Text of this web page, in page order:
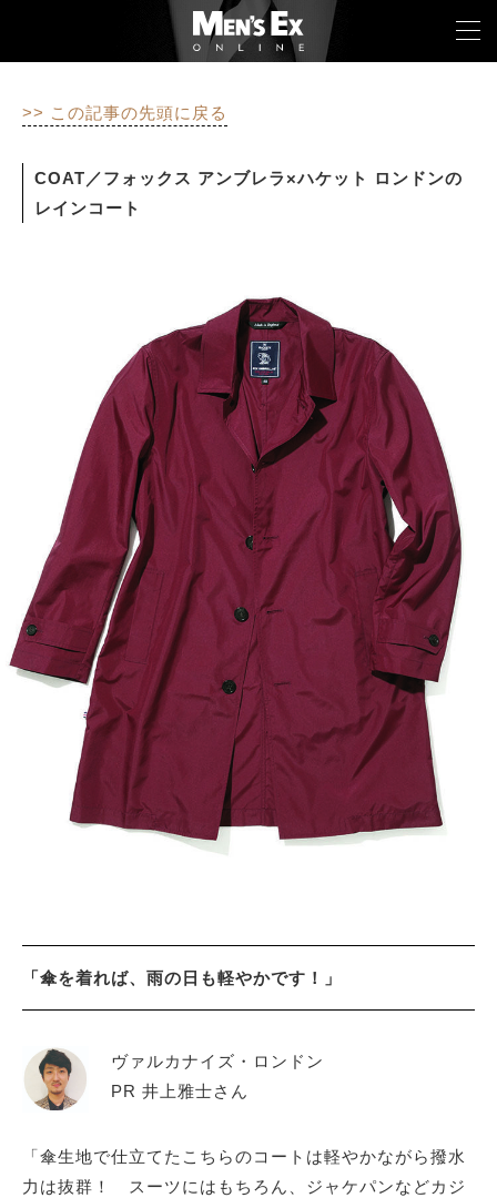
>> この記事の先頭に戻る
COAT／フォックス アンブレラ×ハケット ロンドンの
レインコート
「傘を着れば、雨の日も軽やかです！」
ヴァルカナイズ・ロンドン
PR 井上雅士さん
「傘生地で仕立てたこちらのコートは軽やかながら撥水
力は抜群！ スーツにはもちろん、ジャケパンなどカジ
FASHION
MAGAZINE
ABOUT SITE
サイトマップ